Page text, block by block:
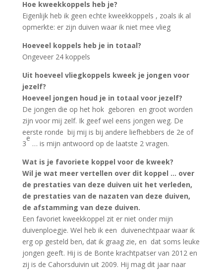
Hoe kweekkoppels heb je?
Eigenlijk heb ik geen echte kweekkoppels , zoals ik al
opmerkte: er zijn duiven waar ik niet mee vlieg
Hoeveel koppels heb je in totaal?
Ongeveer 24 koppels
Uit hoeveel vliegkoppels kweek je jongen voor
jezelf?
Hoeveel jongen houd je in totaal voor jezelf?
De jongen die op het hok geboren en groot worden
zijn voor mij zelf. Ik geef wel eens jongen weg. De
eerste ronde bij mij is bij andere liefhebbers de 2e of
3
e
… is mijn antwoord op de laatste 2 vragen.
Wat is je favoriete koppel voor de kweek?
Wil je wat meer vertellen over dit koppel … over
de prestaties van deze duiven uit het verleden,
de prestaties van de nazaten van deze duiven,
de afstamming van deze duiven.
Een favoriet kweekkoppel zit er niet onder mijn
duivenploegje. Wel heb ik een duivenechtpaar waar ik
erg op gesteld ben, dat ik graag zie, en dat soms leuke
jongen geeft. Hij is de Bonte krachtpatser van 2012 en
zij is de Cahorsduivin uit 2009. Hij mag dit jaar naar